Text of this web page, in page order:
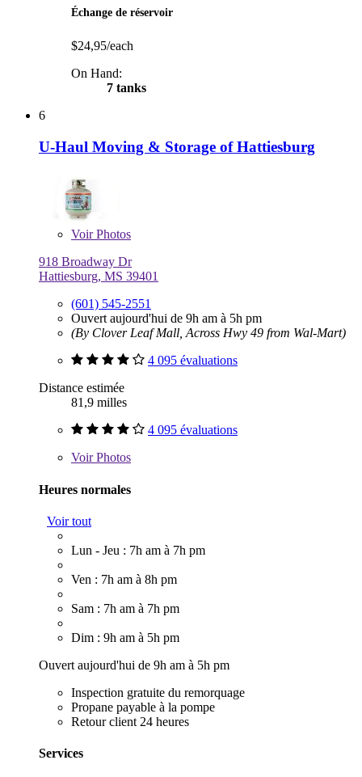
Échange de réservoir
$24,95/each
On Hand:
7 tanks
6
U-Haul Moving & Storage of Hattiesburg
VoirPhotos
918 Broadway Dr
Hattiesburg, MS 39401
(601) 545-2551
Ouvert aujourd'hui de 9h am à 5h pm
(By Clover Leaf Mall, Across Hwy 49 from Wal-Mart)
4 095 évaluations
Distance estimée
81,9 milles
4 095 évaluations
VoirPhotos
Heures normales
Voir tout
Lun - Jeu : 7h am à 7h pm
Ven : 7h am à 8h pm
Sam : 7h am à 7h pm
Dim : 9h am à 5h pm
Ouvert aujourd'hui de 9h am à 5h pm
Inspection gratuite du remorquage
Propane payable à la pompe
Retour client 24 heures
Services